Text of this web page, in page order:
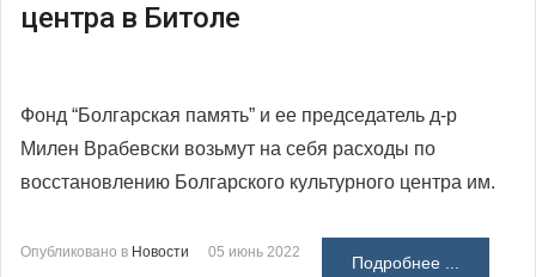
центра в Битоле
Фонд “Болгарская память” и ее председатель д-р
Милен Врабевски возьмут на себя расходы по
восстановлению Болгарского культурного центра им.
Опубликовано в Новости 05 июнь 2022
Подробнее ...